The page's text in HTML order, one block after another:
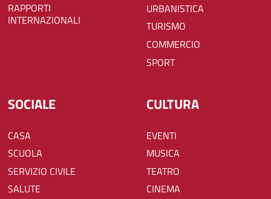
RAPPORTI
INTERNAZIONALI
URBANISTICA
TURISMO
COMMERCIO
SPORT
SOCIALE
CASA
SCUOLA
SERVIZIO CIVILE
SALUTE
CULTURA
EVENTI
MUSICA
TEATRO
CINEMA